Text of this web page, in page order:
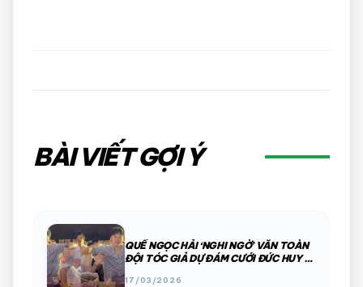
BÀI VIẾT GỢI Ý
QUẾ NGỌC HẢI ‘NGHI NGỜ’ VĂN TOÀN
ĐỘI TÓC GIẢ DỰ ĐÁM CƯỚI ĐỨC HUY –
17/03/2026